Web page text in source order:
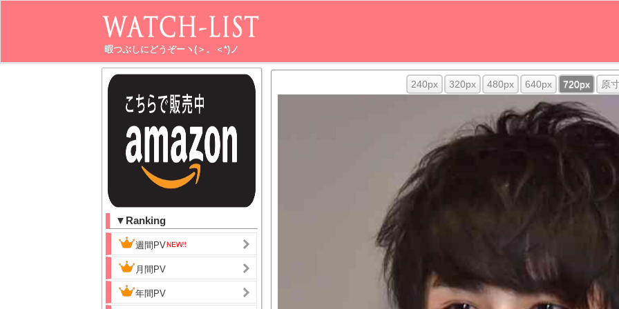
暇つぶしにどうぞーヽ(＞。＜*)ノ
▼Ranking
週間PV
月間PV
年間PV
240px 320px 480px 640px 720px 原